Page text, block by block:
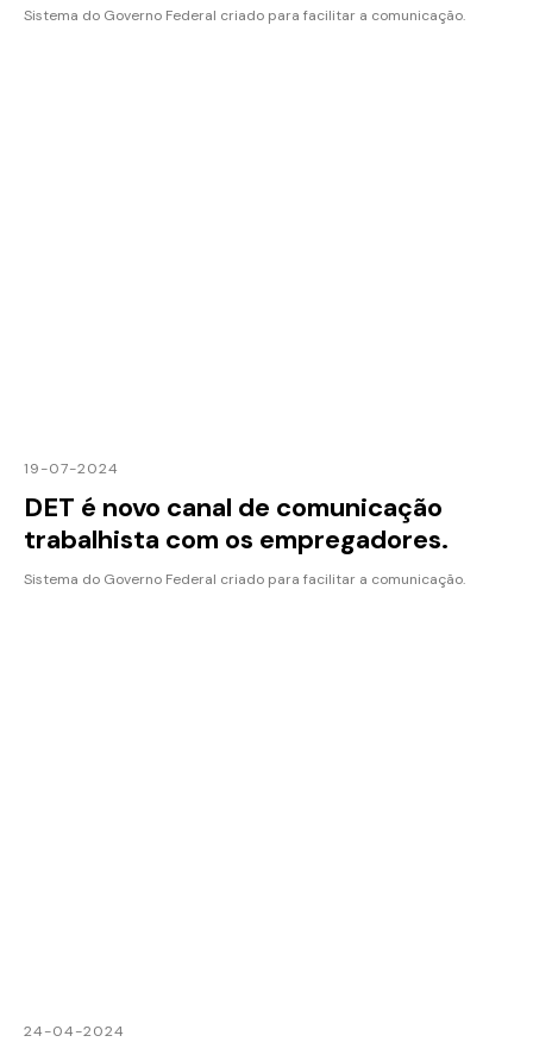
Sistema do Governo Federal criado para facilitar a comunicação.
19-07-2024
DET é novo canal de comunicação
trabalhista com os empregadores.
Sistema do Governo Federal criado para facilitar a comunicação.
24-04-2024